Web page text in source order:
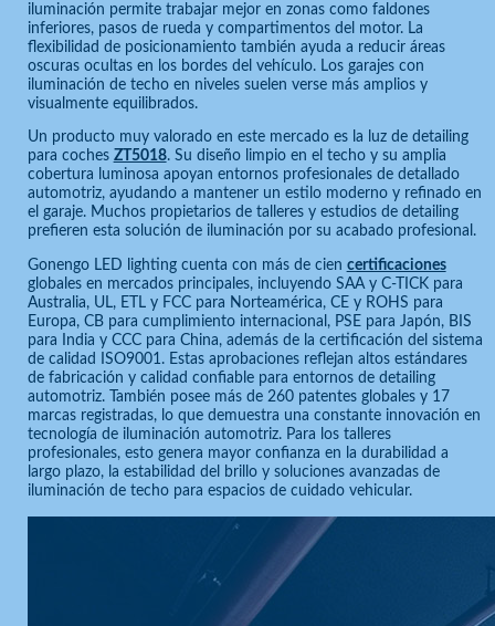
iluminación permite trabajar mejor en zonas como faldones
inferiores, pasos de rueda y compartimentos del motor. La
flexibilidad de posicionamiento también ayuda a reducir áreas
oscuras ocultas en los bordes del vehículo. Los garajes con
iluminación de techo en niveles suelen verse más amplios y
visualmente equilibrados.
Un producto muy valorado en este mercado es la luz de detailing
para coches ZT5018. Su diseño limpio en el techo y su amplia
cobertura luminosa apoyan entornos profesionales de detallado
automotriz, ayudando a mantener un estilo moderno y refinado en
el garaje. Muchos propietarios de talleres y estudios de detailing
prefieren esta solución de iluminación por su acabado profesional.
Gonengo LED lighting cuenta con más de cien certificaciones
globales en mercados principales, incluyendo SAA y C-TICK para
Australia, UL, ETL y FCC para Norteamérica, CE y ROHS para
Europa, CB para cumplimiento internacional, PSE para Japón, BIS
para India y CCC para China, además de la certificación del sistema
de calidad ISO9001. Estas aprobaciones reflejan altos estándares
de fabricación y calidad confiable para entornos de detailing
automotriz. También posee más de 260 patentes globales y 17
marcas registradas, lo que demuestra una constante innovación en
tecnología de iluminación automotriz. Para los talleres
profesionales, esto genera mayor confianza en la durabilidad a
largo plazo, la estabilidad del brillo y soluciones avanzadas de
iluminación de techo para espacios de cuidado vehicular.